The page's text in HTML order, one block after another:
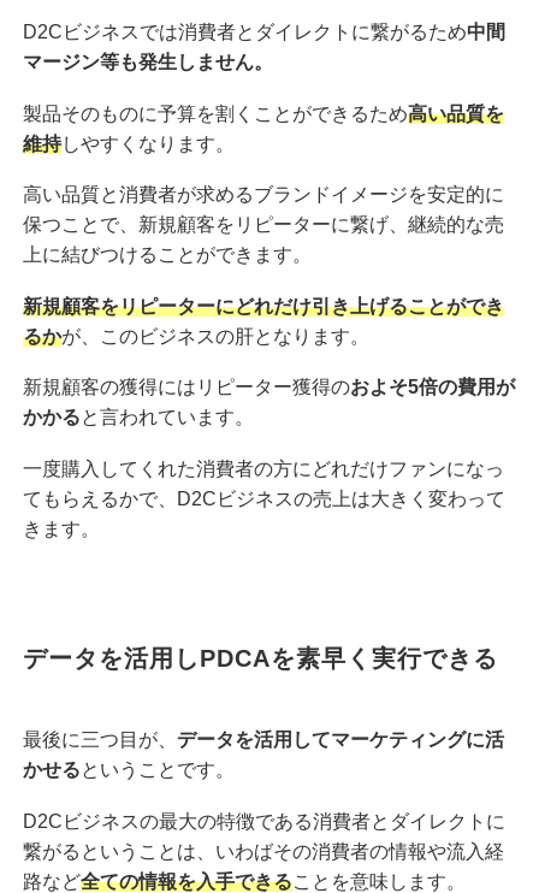
D2Cビジネスでは消費者とダイレクトに繋がるため中間
マージン等も発生しません。
製品そのものに予算を割くことができるため高い品質を
維持しやすくなります。
高い品質と消費者が求めるブランドイメージを安定的に
保つことで、新規顧客をリピーターに繋げ、継続的な売
上に結びつけることができます。
新規顧客をリピーターにどれだけ引き上げることができ
るかが、このビジネスの肝となります。
新規顧客の獲得にはリピーター獲得のおよそ5倍の費用が
かかると言われています。
一度購入してくれた消費者の方にどれだけファンになっ
てもらえるかで、D2Cビジネスの売上は大きく変わって
きます。
データを活用しPDCAを素早く実行できる
最後に三つ目が、 データを活用してマーケティングに活
かせるということです。
D2Cビジネスの最大の特徴である消費者とダイレクトに
繋がるということは、いわばその消費者の情報や流入経
路など全ての情報を入手できることを意味します。